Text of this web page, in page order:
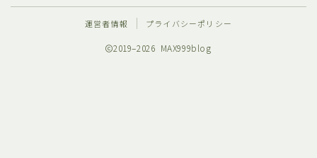
運営者情報 プライバシーポリシー
2019–2026 MAX999blog